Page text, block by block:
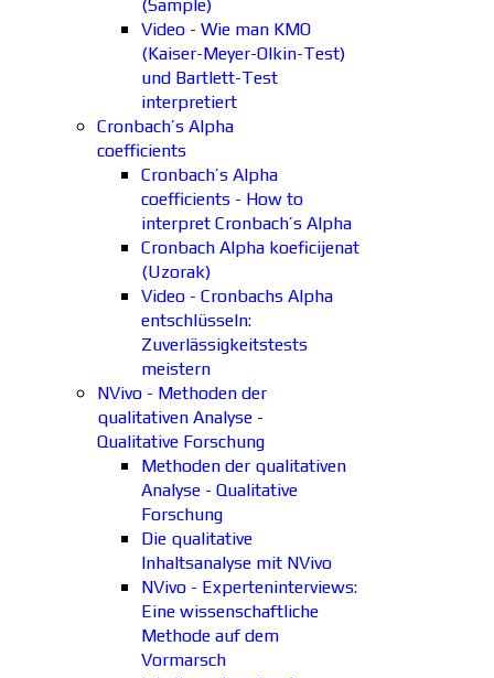
(Sample)
Video - Wie man KMO
(Kaiser-Meyer-Olkin-Test)
und Bartlett-Test
interpretiert
Cronbach’s Alpha
coefficients
Cronbach’s Alpha
coefficients - How to
interpret Cronbach’s Alpha
Cronbach Alpha koeficijenat
(Uzorak)
Video - Cronbachs Alpha
entschlüsseln:
Zuverlässigkeitstests
meistern
NVivo - Methoden der
qualitativen Analyse -
Qualitative Forschung
Methoden der qualitativen
Analyse - Qualitative
Forschung
Die qualitative
Inhaltsanalyse mit NVivo
NVivo - Experteninterviews:
Eine wissenschaftliche
Methode auf dem
Vormarsch